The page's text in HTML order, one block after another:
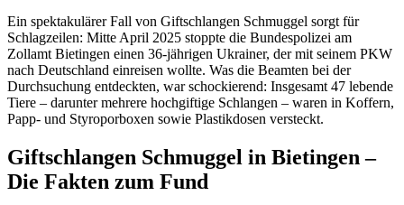
Ein spektakulärer Fall von Giftschlangen Schmuggel sorgt für
Schlagzeilen: Mitte April 2025 stoppte die Bundespolizei am
Zollamt Bietingen einen 36-jährigen Ukrainer, der mit seinem PKW
nach Deutschland einreisen wollte. Was die Beamten bei der
Durchsuchung entdeckten, war schockierend: Insgesamt 47 lebende
Tiere – darunter mehrere hochgiftige Schlangen – waren in Koffern,
Papp- und Styroporboxen sowie Plastikdosen versteckt.
Giftschlangen Schmuggel in Bietingen –
Die Fakten zum Fund